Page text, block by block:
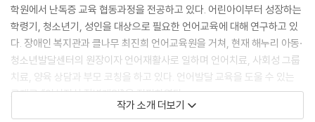
학원에서 난독증 교육 협동과정을 전공하고 있다. 어린아이부터 성장하는
학령기, 청소년기, 성인을 대상으로 필요한 언어교육에 대해 연구하고 있
다. 장애인 복지관과 클나무 최진희 언어교육원을 거쳐, 현재 해누리 아동·
청소년발달센터의 원장이자 언어재활사로 일하며 언어치료, 사회성 그룹
치료, 양육 상담과 부모 코칭을 하고 있다. 언어발달 교육을 도울 수 있는
교재로 《이심전심 장벽게임》을 집필하였다.
작가 소개 더보기